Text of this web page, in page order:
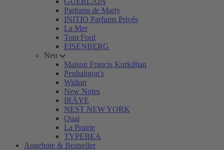
Parfums de Marly
INITIO Parfums Privés
La Mer
Tom Ford
EISENBERG
Neu
Maison Francis Kurkdjian
Penhaligon's
Widian
New Notes
IRÄYE
NEST NEW YORK
Ouai
La Prairie
TYPEBEA
Angebote & Bestseller